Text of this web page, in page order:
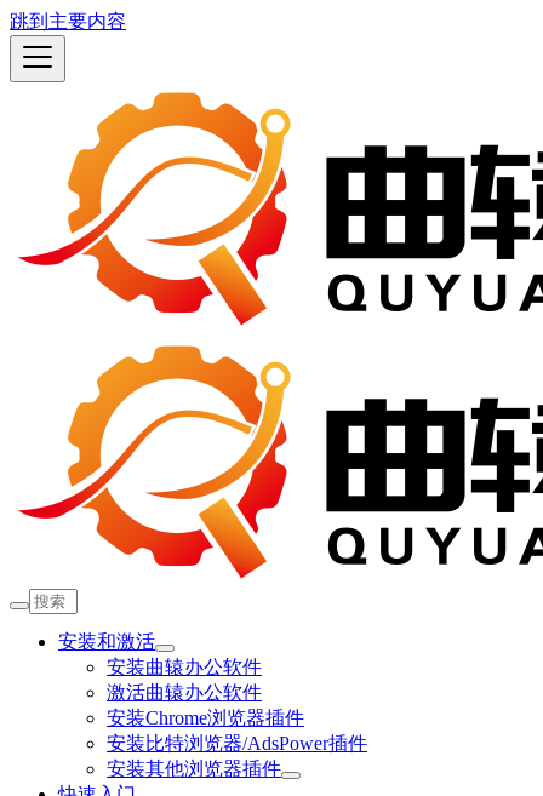
跳到主要内容
安装和激活
安装曲辕办公软件
激活曲辕办公软件
安装Chrome浏览器插件
安装比特浏览器/AdsPower插件
安装其他浏览器插件